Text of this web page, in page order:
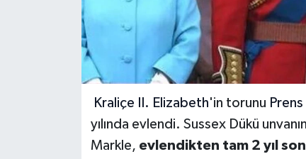
Kraliçe II. Elizabeth'in torunu
yılında evlendi. Sussex Dükü
Markle, evlendikten tam 2 yıl
TİCARET